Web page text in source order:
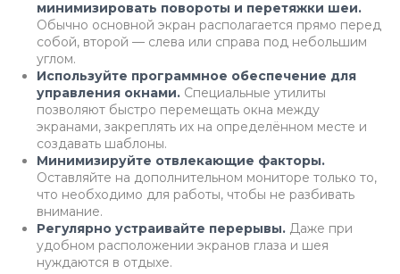
минимизировать повороты и перетяжки шеи.
Обычно основной экран располагается прямо перед
собой, второй — слева или справа под небольшим
углом.
Используйте программное обеспечение для
управления окнами. Специальные утилиты
позволяют быстро перемещать окна между
экранами, закреплять их на определённом месте и
создавать шаблоны.
Минимизируйте отвлекающие факторы.
Оставляйте на дополнительном мониторе только то,
что необходимо для работы, чтобы не разбивать
внимание.
Регулярно устраивайте перерывы. Даже при
удобном расположении экранов глаза и шея
нуждаются в отдыхе.